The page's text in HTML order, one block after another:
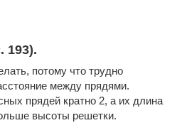
193).
потому что трудно
между прядями.
прядей кратно 2, а их длина
высоты решетки.